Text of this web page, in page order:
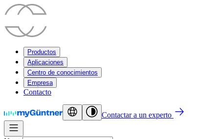
Productos
Aplicaciones
Centro de conocimientos
Empresa
Contacto
Contactar a un experto